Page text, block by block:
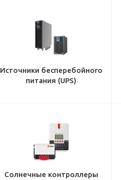
Источники бесперебойного
питания (UPS)
Солнечные контроллеры